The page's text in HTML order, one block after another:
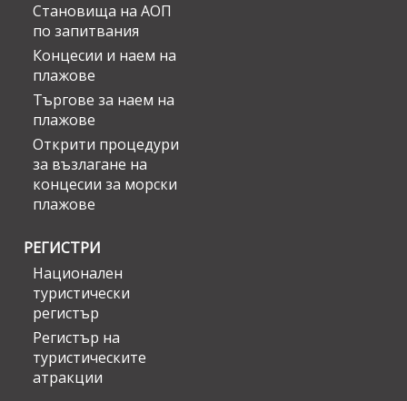
Становища на АОП
по запитвания
Концесии и наем на
плажове
Търгове за наем на
плажове
Открити процедури
за възлагане на
концесии за морски
плажове
РЕГИСТРИ
Национален
туристически
регистър
Регистър на
туристическите
атракции